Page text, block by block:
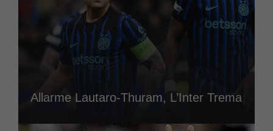
Allarme Lautaro-Thuram, L’Inter Trema